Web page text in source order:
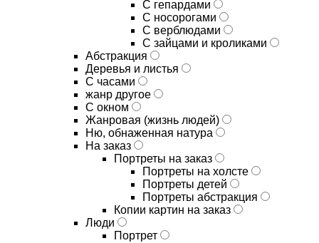
С гепардами
С носорогами
С верблюдами
С зайцами и кроликами
Абстракция
Деревья и листья
С часами
жанр другое
С окном
Жанровая (жизнь людей)
Ню, обнаженная натура
На заказ
Портреты на заказ
Портреты на холсте
Портреты детей
Портреты абстракция
Копии картин на заказ
Люди
Портрет